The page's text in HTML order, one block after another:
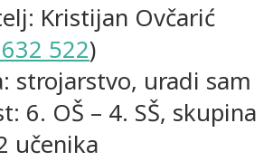
Kristijan Ovčarić
522)
strojarstvo, uradi sam
6. OŠ – 4. SŠ, skupina
učenika